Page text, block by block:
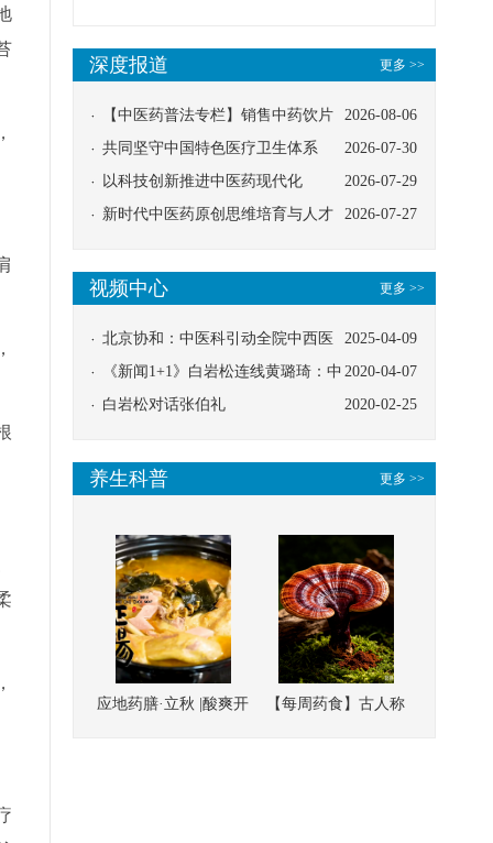
更多 >>
深度报道
2026-08-06
【中医药普法专栏】销售中药饮片
应告知煎服方法及注意事项
2026-07-30
共同坚守中国特色医疗卫生体系
2026-07-29
以科技创新推进中医药现代化
2026-07-27
新时代中医药原创思维培育与人才
更多 >>
视频中心
2025-04-09
北京协和：中医科引动全院中西医
协同
2020-04-07
《新闻1+1》白岩松连线黄璐琦：中
医救治的临床效果
2020-02-25
白岩松对话张伯礼
更多 >>
养生科普
应地药膳·立秋 |酸爽开
【每周药食】古人称